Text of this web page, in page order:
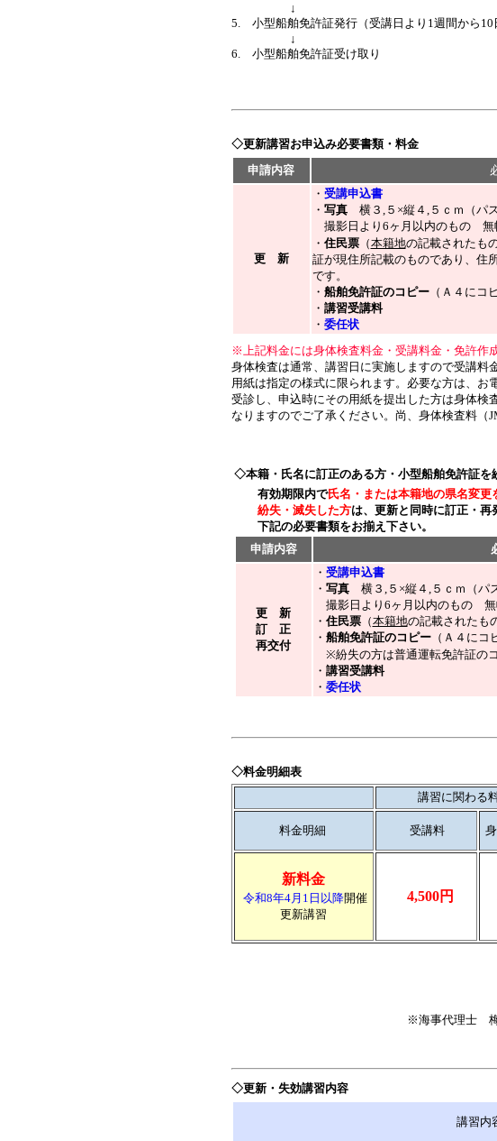
↓
5. 小型船舶免許証発行（受講日より1週間から10
↓
6. 小型船舶免許証受け取り
◇更新講習お申込み必要書類・料金
申請内容
更 新
・ 受講申込書
・ 写真横３,５×縦４,５ｃｍ（パス
撮影日より6ヶ月以内のもの 無
・ 住民票（本籍地の記載されたも
証が現住所記載のものであり、住
です。
・ 船舶免許証のコピー（Ａ４にコ
・ 講習受講料
・ 委任状
※上記料金には身体検査料金・受講料金・免許作
身体検査は通常、講習日に実施しますので受講料
用紙は指定の様式に限られます。必要な方は、お
受診し、申込時にその用紙を提出した方は身体検
なりますのでご了承ください。 尚、身体検査料（
◇本籍・氏名に訂正のある方・小型船舶免許証を
有効期限内で氏名・または本籍地の県名変更
紛失・滅失した方は、 更新と同時に訂正・再
下記の必要書類をお揃え下さい。
申請内容
更 新
訂 正
再交付
・ 受講申込書
・ 写真横３,５×縦４,５ｃｍ（パス
撮影日より6ヶ月以内のもの 無
・ 住民票（本籍地の記載されたも
・ 船舶免許証のコピー（Ａ４にコ
※紛失の方は普通運転免許証の
・ 講習受講料
・ 委任状
◇料金明細表
講習に関わる
料金明細
受講料
新料金
令和8年4月1日以降開催
更新講習
4,500円
※海事代理士 梅田 英樹 沼津
◇更新・失効講習内容
講習内